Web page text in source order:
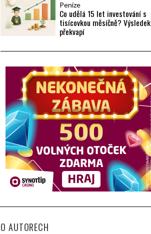
Peníze
Co udělá 15 let investování s
tisícovkou měsíčně? Výsledek
překvapí
O AUTORECH